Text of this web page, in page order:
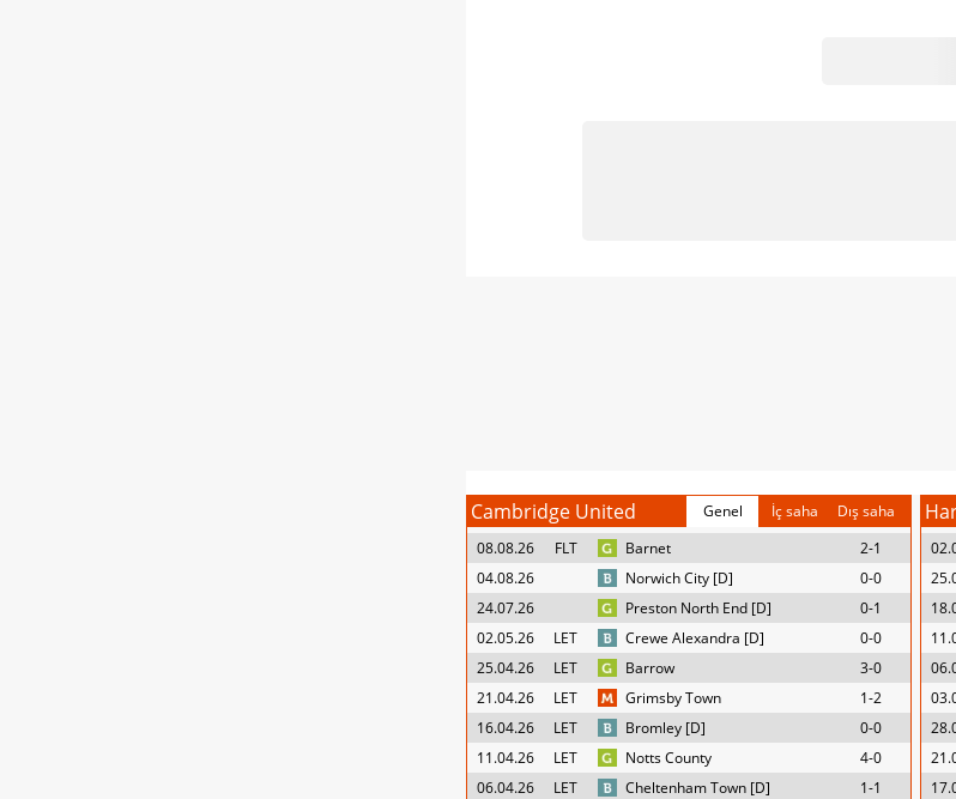
Cambridge United Genel İç saha
Dış saha
08.08.26
FLT Barnet
2-1
04.08.26
Norwich City [D]
0-0
24.07.26
Preston North End [D]
0-1
02.05.26
LET Crewe Alexandra [D]
0-0
25.04.26
LET Barrow
3-0
21.04.26
LET Grimsby Town
1-2
16.04.26
LET Bromley [D]
0-0
11.04.26
LET Notts County
4-0
06.04.26
LET Cheltenham Town [D]
1-1